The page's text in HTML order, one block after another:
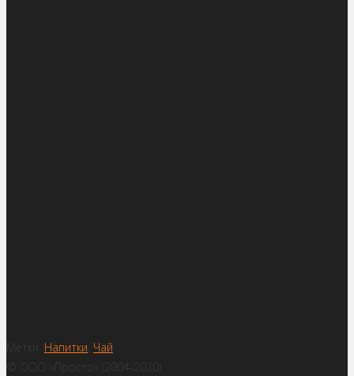
Метки: Напитки Чай
© ООО «Просто» (2004-2020)